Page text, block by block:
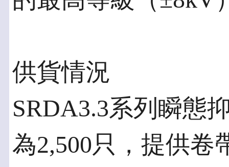
供貨情況
SRDA3.3系列瞬態
為2,500只，提供卷